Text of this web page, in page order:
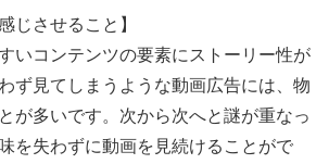
じさせること】
いコンテンツの要素にストーリー性が
ず見てしまうような動画広告には、物
が多いです。次から次へと謎が重なっ
を失わずに動画を見続けることがで